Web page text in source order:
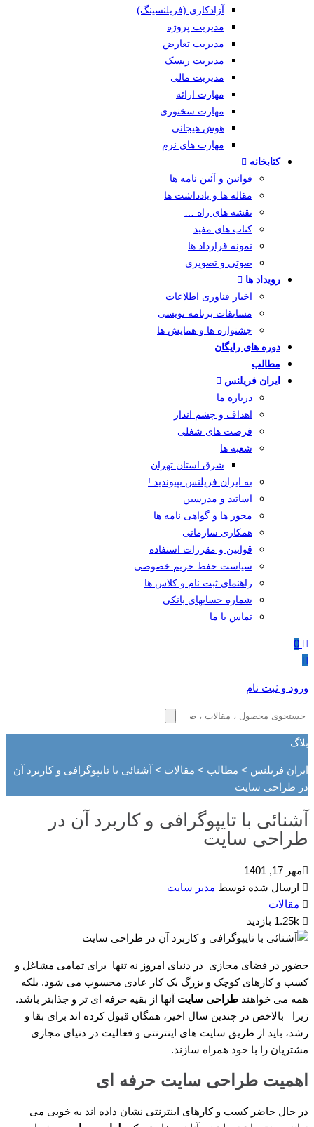
آزادکاری (فریلنسینگ)
مدیریت پروژه
مدیریت تعارض
مدیریت ریسک
مدیریت مالی
مهارت ارائه
مهارت سخنوری
هوش هیجانی
مهارت های نرم
کتابخانه
قوانین و آئین نامه ها
مقاله ها و یادداشت ها
نقشه های راه …
کتاب های مفید
نمونه قرارداد ها
صوتی و تصویری
رویداد ها
اخبار فناوری اطلاعات
مسابقات برنامه نویسی
جشنواره ها و همایش ها
دوره های رایگان
مطالب
ایران فریلنس
درباره ما
اهداف و چشم انداز
فرصت های شغلی
شعبه ها
شرق استان تهران
به ایران فریلنس بپیوندید !
اساتید و مدرسین
مجوز ها و گواهی نامه ها
همکاری سازمانی
قوانین و مقررات استفاده
سیاست حفظ حریم خصوصی
راهنمای ثبت نام و کلاس ها
شماره حسابهای بانکی
تماس با ما
0
ورود و ثبت نام
بلاگ
ایران فریلنس > مطالب > مقالات > آشنائی با تایپوگرافی و کاربرد آن
در طراحی سایت
آشنائی با تایپوگرافی و کاربرد آن در
طراحی سایت
مهر 17, 1401
ارسال شده توسط مدیر سایت
مقالات
حضور در فضای مجازی در دنیای امروز نه تنها برای تمامی مشاغل و
کسب و کارهای کوچک و بزرگ یک کار عادی محسوب می شود. بلکه
همه می خواهند طراحی سایت آنها از بقیه حرفه ای تر و جذابتر باشد.
زیرا بالاخص در چندین سال اخیر، همگان قبول کرده اند برای بقا و
رشد، باید از طریق سایت های اینترنتی و فعالیت در دنیای مجازی
مشتریان را با خود همراه سازند.
اهمیت طراحی ‌سایت حرفه ای
در حال حاضر کسب‌ و کارهای اینترنتی نشان داده اند به خوبی می